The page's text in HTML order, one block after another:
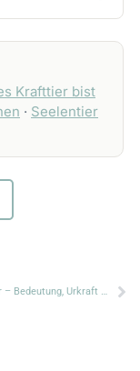
Krafttier bist
· Seelentier
Krafttier Tiger – Bedeutung, Urkraft & weißer Tiger